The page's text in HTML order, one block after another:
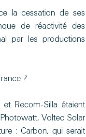
la cessation de ses
de réactivité des
par les productions
?
Recom-Silla étaient
Voltec Solar
: Carbon, qui serait